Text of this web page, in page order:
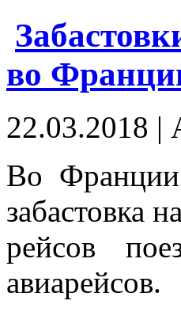
во
22.03.2018 |
Вo Фрaнции
забастовка
рейсов
авиарейсов.